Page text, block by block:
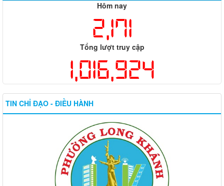
Hôm nay
2,171
Tổng lượt truy cập
1,016,924
TIN CHỈ ĐẠO - ĐIỀU HÀNH